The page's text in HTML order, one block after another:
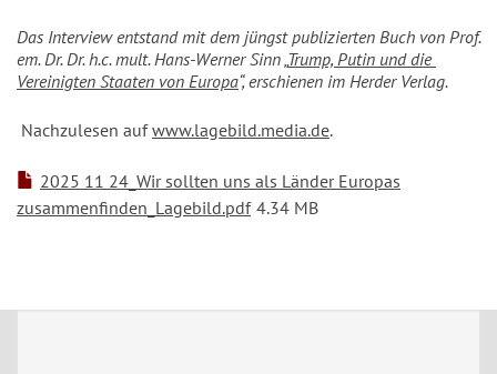
Das Interview entstand mit dem jüngst publizierten Buch von Prof.
em. Dr. Dr. h.c. mult. Hans-Werner Sinn „Trump, Putin und die
Vereinigten Staaten von Europa“, erschienen im Herder Verlag.
Nachzulesen auf www.lagebild.media.de.
2025 11 24_Wir sollten uns als Länder Europas
zusammenfinden_Lagebild.pdf 4.34 MB